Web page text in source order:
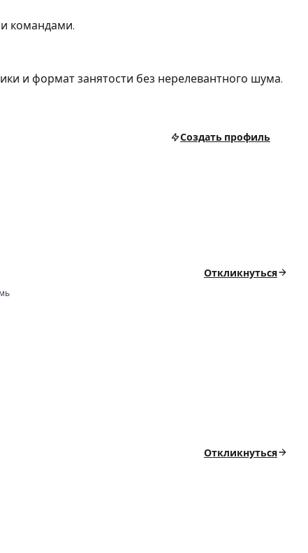
командами.
и формат занятости без нерелевантного шума.
Создать профиль
Откликнуться
Откликнуться